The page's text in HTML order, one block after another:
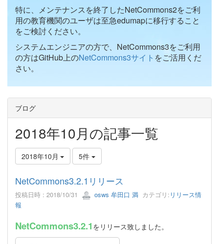
特に、メンテナンスを終了したNetCommons2をご利
用の教育機関のユーザは至急edumapに移行すること
をご検討ください。
システムエンジニアの方で、NetCommons3をご利用
の方はGitHub上のNetCommons3サイト をご活用くだ
さい。
ブログ
2018年10月の記事一覧
2018年10月 5件
NetCommons3.2.1リリース
投稿日時 : 2018/10/31 osws 牟田口 満 カテゴリ: リリース情
報
NetCommons3.2.1 をリリース致しました。